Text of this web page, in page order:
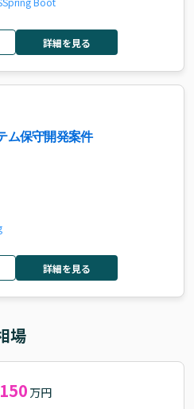
詳細を見る
ム保守開発案件
詳細を見る
場
150 万円